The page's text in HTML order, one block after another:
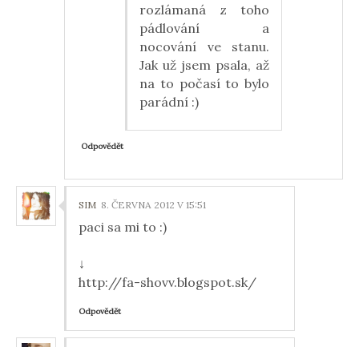
rozlámaná z toho
pádlování a
nocování ve stanu.
Jak už jsem psala, až
na to počasí to bylo
parádní :)
Odpovědět
SIM 8. ČERVNA 2012 V 15:51
paci sa mi to :)
↓
http://fa-shovv.blogspot.sk/
Odpovědět